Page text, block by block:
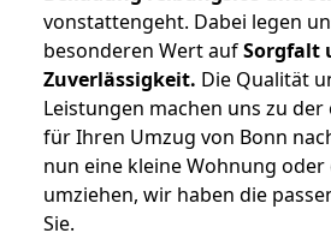
vonstattengeht. Dabei legen
besonderen Wert aufSorgfalt
Zuverlässigkeit. Die Qualität
Leistungen machen uns zu
für Ihren Umzug von Bonn
nun eine kleine Wohnung oder
umziehen, wir haben die
Sie.